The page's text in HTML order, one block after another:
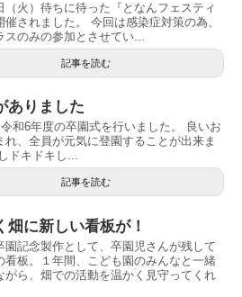
（火）待ちに待った『となんフェスティ
催されました。 今回は感染症対策の為、
スのみの参加とさせてい...
記事を読む
ありました
和6年度の卒園式を行いました。 良いお
れ、全員が元気に登園することが出来ま
ドキドキし...
記事を読む
畑に新しい看板が！
園記念製作として、卒園児さんが残して
看板。１年間、こども園のみんなと一緒
がら、畑での活動を温かく見守ってくれ